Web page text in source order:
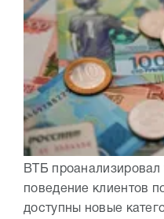
ВТБ проанализировал
поведение клиентов
доступны новые